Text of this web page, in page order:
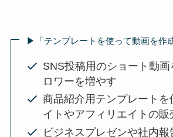
▶︎「テンプレートを使って動画を作
SNS投稿用のショート動画
ロワーを増やす
商品紹介用テンプレートを
イトやアフィリエイトの販
ビジネスプレゼンや社内